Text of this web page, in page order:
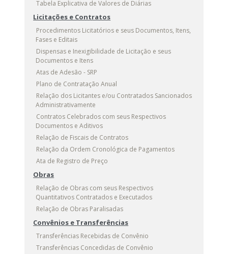
Tabela Explicativa de Valores de Diárias
Licitações e Contratos
Procedimentos Licitatórios e seus Documentos, Itens,
Fases e Editais
Dispensas e Inexigibilidade de Licitação e seus
Documentos e Itens
Atas de Adesão - SRP
Plano de Contratação Anual
Relação dos Licitantes e/ou Contratados Sancionados
Administrativamente
Contratos Celebrados com seus Respectivos
Documentos e Aditivos
Relação de Fiscais de Contratos
Relação da Ordem Cronológica de Pagamentos
Ata de Registro de Preço
Obras
Relação de Obras com seus Respectivos
Quantitativos Contratados e Executados
Relação de Obras Paralisadas
Convênios e Transferências
Transferências Recebidas de Convênio
Transferências Concedidas de Convênio